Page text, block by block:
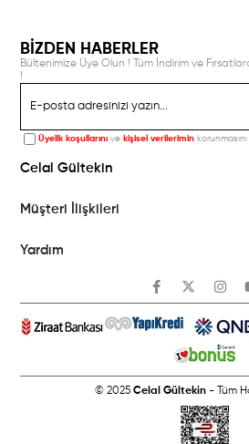
BİZDEN HABERLER
Bültenimize Üye Olun ! Tüm İndirim ve
!
Üyelik koşullarını ve kişisel verilerimin
Celal Gültekin
Müşteri İlişkileri
Yardım
© 2025Celal Gültekin- Tüm